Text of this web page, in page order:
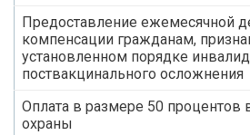
Предоставление ежемесячной
компенсации гражданам,
установленном порядке
поствакцинального осложнения
Оплата в размере 50 процентов
охраны